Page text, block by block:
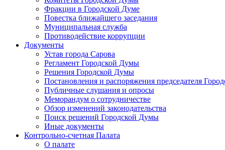
Фракции в Городской Думе
Повестка ближайшего заседания
Муниципальная служба
Противодействие коррупции
Документы
Устав города Сарова
Регламент Городской Думы
Решения Городской Думы
Постановления и распоряжения председателя
Публичные слушания и опросы
Меморандум о сотрудничестве
Обзор изменений законодательства
Поиск решений Городской Думы
Иные документы
Контрольно-счетная Палата
О палате